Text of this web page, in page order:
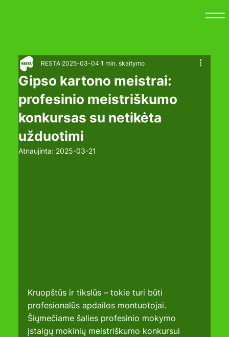
Gipso kartono meistrai:
profesinio meistriškumo
konkursas su netikėta
užduotimi
RESTA 2025-03-04 1 min. skaitymo
Atnaujinta: 2025-03-21
Kruopštūs ir tikslūs – tokie turi būti
profesionalūs apdailos montuotojai.
Šiųmečiame šalies profesinio mokymo
įstaigų mokinių meistriškumo konkursui